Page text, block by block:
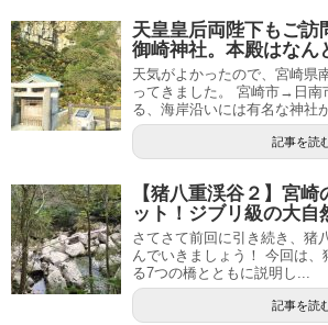
天皇皇后両陛下もご訪
御崎神社。本殿はなん
天気がよかったので、宮崎県
ってきました。 宮崎市→日
る、海岸沿いには有名な神社
記事を読
【猪八重渓谷２】宮
ット！ジブリ級の大自
さてさて前回に引き続き、猪
んでいきましょう！ 今回は、
る7つの橋とともに説明し...
記事を読